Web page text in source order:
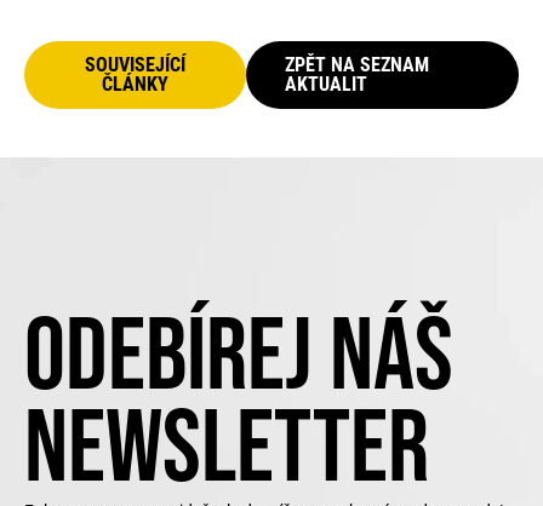
SOUVISEJÍCÍ
ČLÁNKY
ZPĚT NA SEZNAM
AKTUALIT
ODEBÍREJ NÁŠ
NEWSLETTER